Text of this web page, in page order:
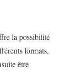
la possibilité
formats,
être